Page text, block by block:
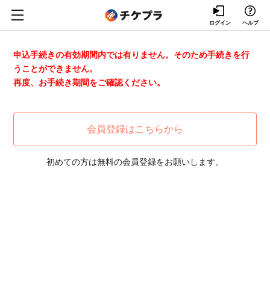
ログイン ヘルプ
申込手続きの有効期間内では有りません。そのため手続きを行
うことができません。
再度、お手続き期間をご確認ください。
会員登録はこちらから
初めての方は無料の会員登録をお願いします。